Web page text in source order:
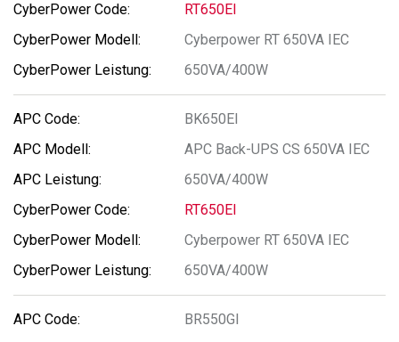
RT650EI
Cyberpower RT 650VA IEC
650VA/400W
BK650EI
APC Back-UPS CS 650VA IEC
650VA/400W
RT650EI
Cyberpower RT 650VA IEC
650VA/400W
BR550GI